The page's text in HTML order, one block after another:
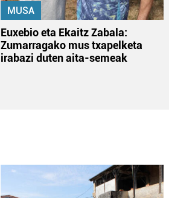
MUSA
Euxebio eta Ekaitz Zabala:
Zumarragako mus txapelketa
irabazi duten aita-semeak